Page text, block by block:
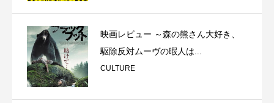
映画レビュー ～森の熊さん大好き、
駆除反対ムーヴの暇人は...
CULTURE